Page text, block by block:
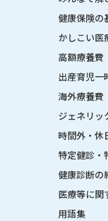
健康保険の
かしこい医
高額療養費
出産育児一
海外療養費
ジェネリッ
時間外・休
特定健診・
健康診断の
医療等に関
用語集